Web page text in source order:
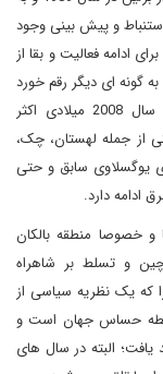
و پیش بینی وجود
ادامه فعالیت و بقا از
گونه ای دیگر رقم خورد
و مسیری تهاجمی را در پیش گرفته است. ناتو تا سال 2008 میلادی اکثر
از جمله لهستان، چک،
یوگسلاوی سابق و حتی
ادامه دارد.
و خصوصا منطقه بالکان
و تسلط بر شاهراه
که یک نظریه سیاسی از
حساس جهان است و
البته در سال های